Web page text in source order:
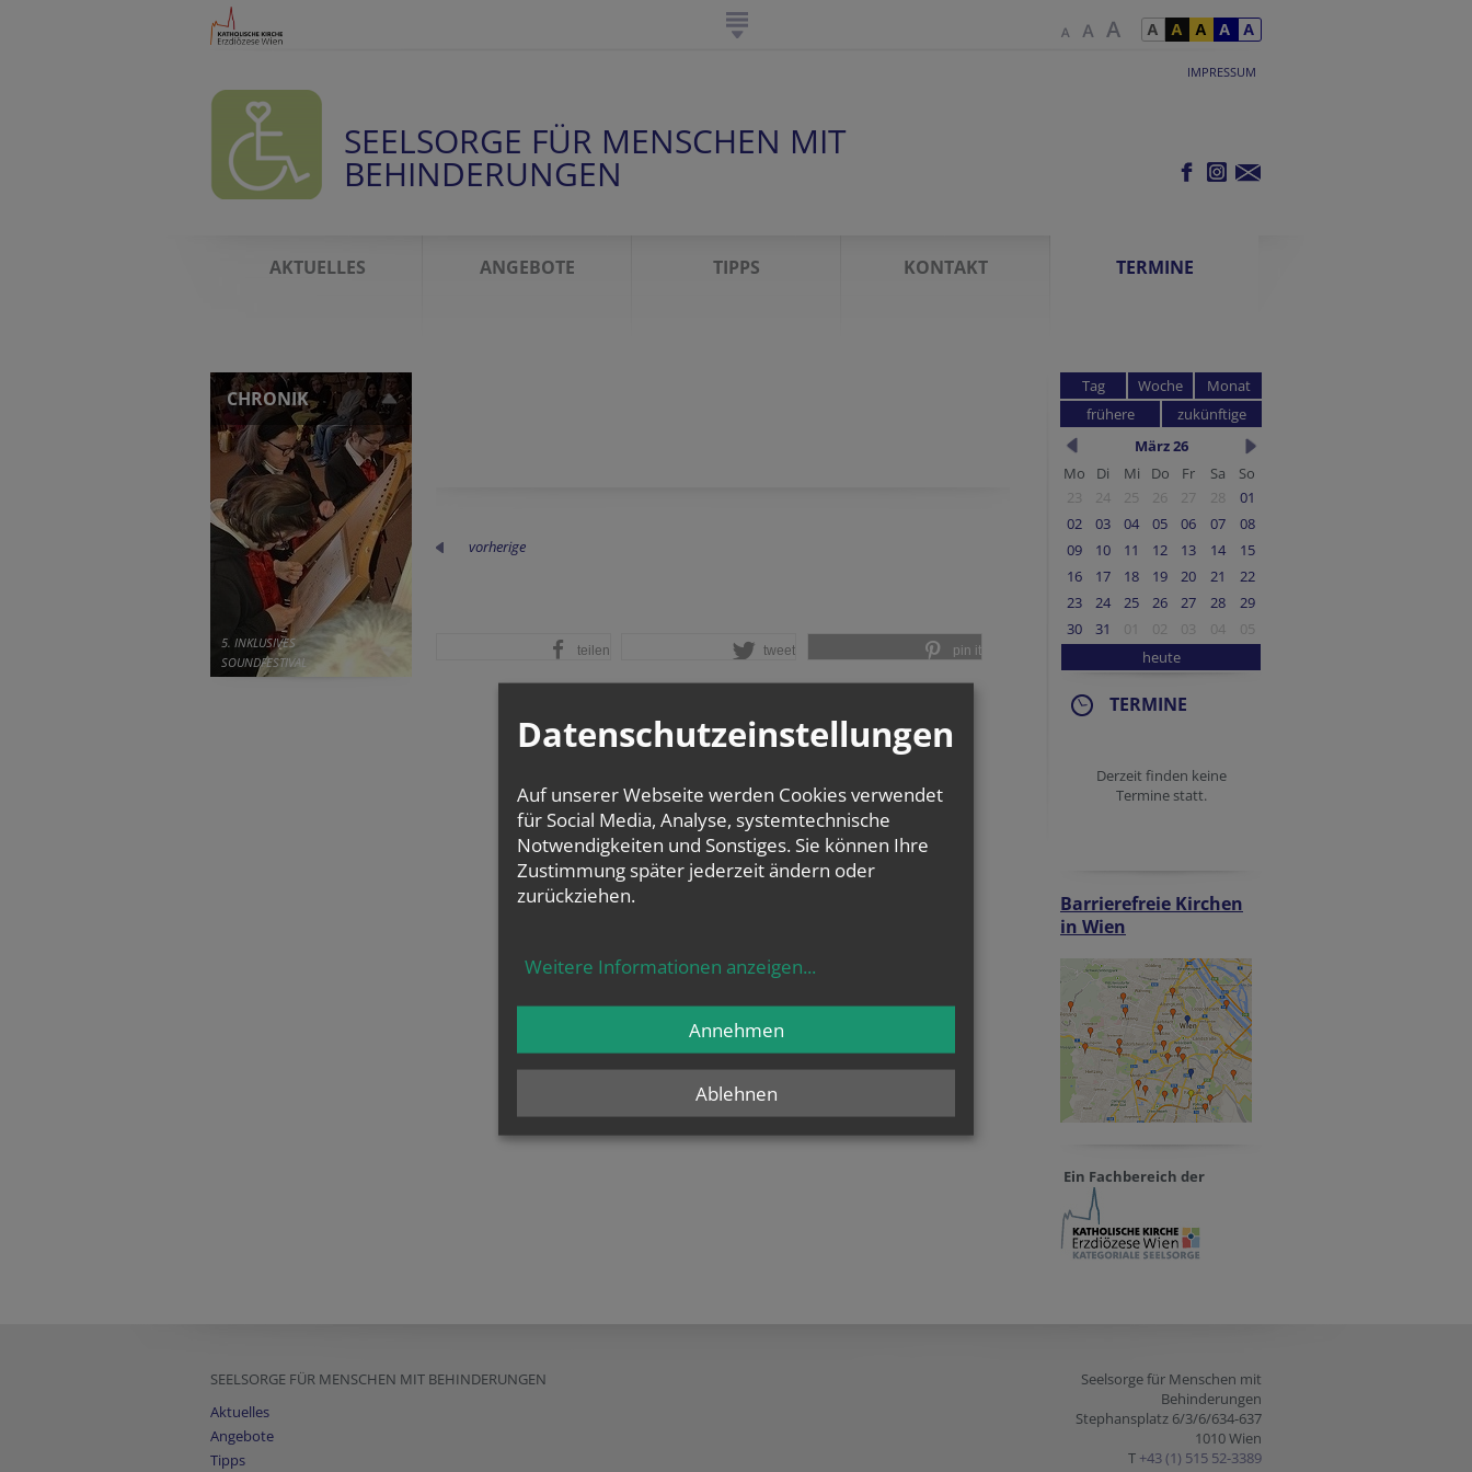
IMPRESSUM
SEELSORGE FÜR MENSCHEN MIT
BEHINDERUNGEN
AKTUELLES ANGEBOTE TIPPS KONTAKT TERMINE
CHRONIK
5. INKLUSIVES
SOUNDFESTIVAL
vorherige
teilen tweet pin it
Tag Woche
Monat
frühere
zukünftige
März 26
Mo
Di Mi Do Fr Sa
So
23
24 25 26 27 28
01
02
03 04 05 06 07
08
09
10 11 12 13 14
15
16
17 18 19 20 21
22
23
24 25 26 27 28
29
30
31 01 02 03 04
05
heute
TERMINE
Derzeit finden keine
Termine statt.
Barrierefreie Kirchen
in Wien
Ein Fachbereich der
SEELSORGE FÜR MENSCHEN MIT BEHINDERUNGEN
Aktuelles
Angebote
Tipps
Seelsorge für Menschen mit
Behinderungen
Stephansplatz 6/3/6/634-637
1010 Wien
T +43 (1) 515 52-3389
Datenschutzeinstellungen
Auf unserer Webseite werden Cookies verwendet
für Social Media, Analyse, systemtechnische
Notwendigkeiten und Sonstiges. Sie können Ihre
Zustimmung später jederzeit ändern oder
zurückziehen.
Weitere Informationen anzeigen...
Ablehnen
Annehmen